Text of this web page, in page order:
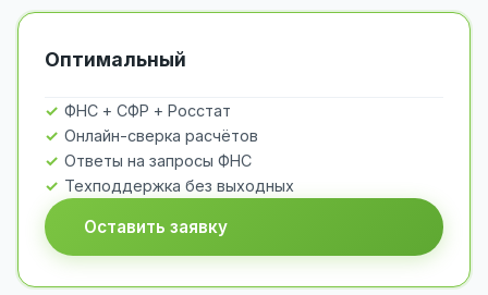
Оптимальный
ФНС + СФР + Росстат
Онлайн-сверка расчётов
Ответы на запросы ФНС
Техподдержка без выходных
Оставить заявку